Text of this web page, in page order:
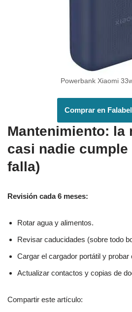
Powerbank Xiaomi
Comprar en
Mantenimiento: la
casi nadie cumple
falla)
Revisión cada 6 meses:
Rotar agua y alimentos.
Revisar caducidades (sobre todo
Cargar el cargador portátil y probar
Actualizar contactos y copias de
Compartir este artículo: